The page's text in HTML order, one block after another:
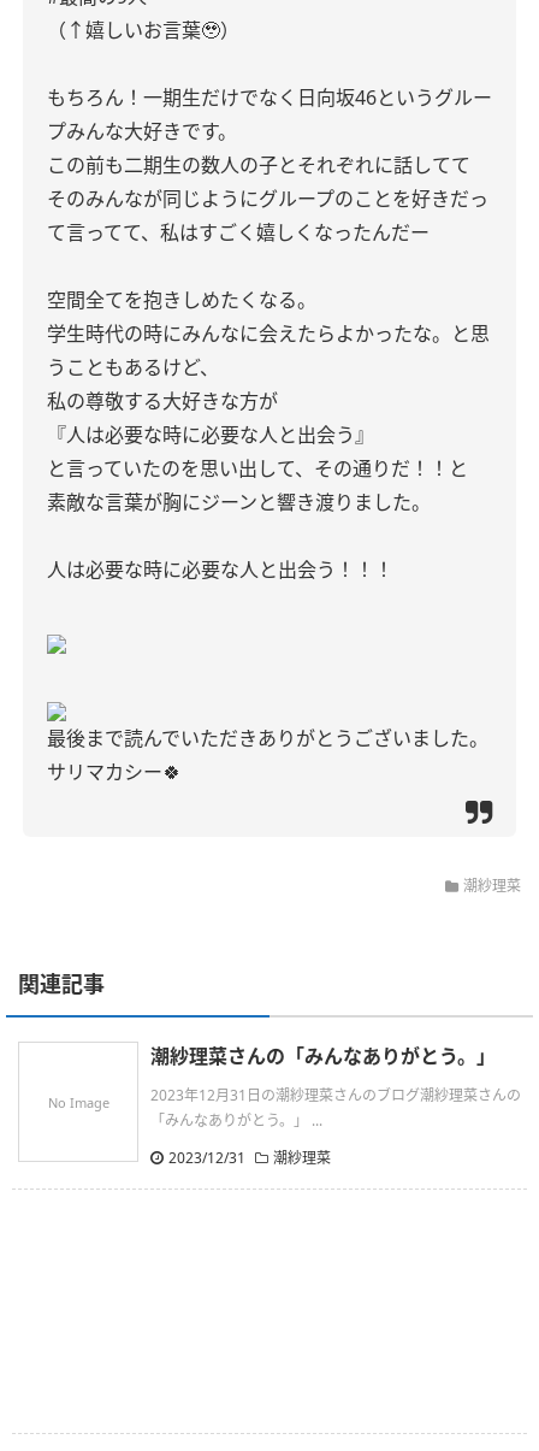
（↑嬉しいお言葉🥹）
もちろん！一期生だけでなく日向坂46というグルー
プみんな大好きです。
この前も二期生の数人の子とそれぞれに話してて
そのみんなが同じようにグループのことを好きだっ
て言ってて、私はすごく嬉しくなったんだー
空間全てを抱きしめたくなる。
学生時代の時にみんなに会えたらよかったな。と思
うこともあるけど、
私の尊敬する大好きな方が
『人は必要な時に必要な人と出会う』
と言っていたのを思い出して、その通りだ！！と
素敵な言葉が胸にジーンと響き渡りました。
人は必要な時に必要な人と出会う！！！
最後まで読んでいただきありがとうございました。
サリマカシー🍀
潮紗理菜
関連記事
No Image
潮紗理菜さんの「みんなありがとう。」
2023年12月31日の潮紗理菜さんのブログ潮紗理菜さんの
「みんなありがとう。」 ...
2023/12/31
潮紗理菜